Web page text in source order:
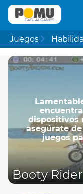
Juegos
dispositivos
asegúrate
juegos
Booty Rider